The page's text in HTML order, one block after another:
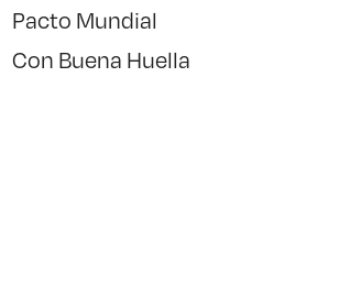
Pacto Mundial
Con Buena Huella